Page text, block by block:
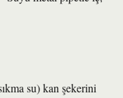
su) kan şekerini